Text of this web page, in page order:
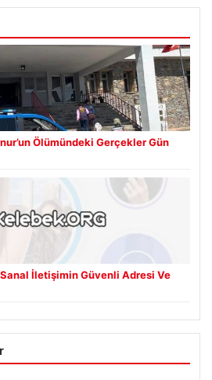
Ölümündeki Gerçekler Gün
İletişimin Güvenli Adresi Ve